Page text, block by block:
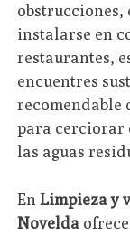
obstrucciones,
instalarse en
restaurantes,
encuentres
recomendable
para cerciorar
las aguas
EnLimpieza y
Novelda